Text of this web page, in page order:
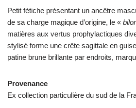
Petit fétiche présentant un ancêtre
de sa charge magique d’origine, le «
matières aux vertus prophylactiques
stylisé forme une crête sagittale en
patine brune brillante par endroits,
Provenance
Ex collection particulière du sud de la